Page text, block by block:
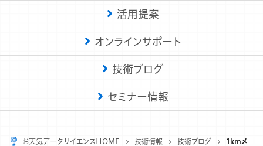
活用提案
オンラインサポート
技術ブログ
セミナー情報
お天気データサイエンスHOME 技術情報 技術ブログ
1kmメ